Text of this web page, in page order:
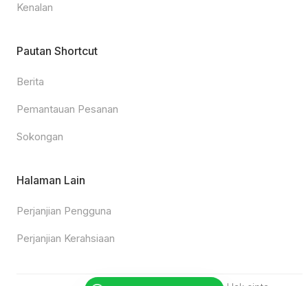
Kenalan
Pautan Shortcut
Berita
Pemantauan Pesanan
Sokongan
Halaman Lain
Perjanjian Pengguna
Perjanjian Kerahsiaan